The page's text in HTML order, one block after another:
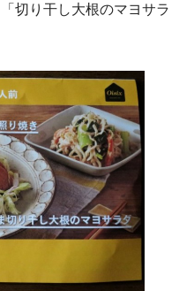
切り干し大根のマヨサラ